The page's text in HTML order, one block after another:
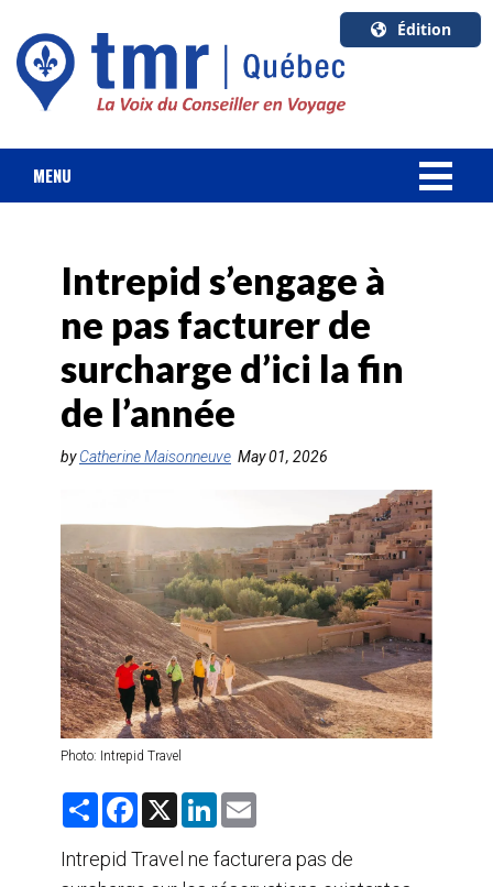
Édition
U.S.A.
English
Canada
Français
MENU
FORFAIT VACANCES
CROISIÈRES
HOTELS & RESORTS
DESTINATIONS
AGENTS DE VOYAGE
FORMATION & RESSOURCES
Intrepid s’engage à
ne pas facturer de
surcharge d’ici la fin
de l’année
byCatherine Maisonneuve May 01, 2026
Photo: Intrepid Travel
S
r
e
F
e
b
X
L
k
e
i
l
Intrepid Travel ne facturera pas de